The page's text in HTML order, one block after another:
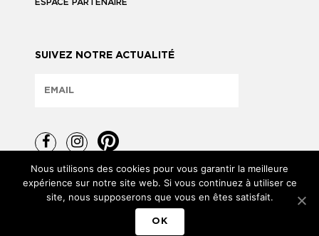
ESPACE PARTENAIRE
SUIVEZ NOTRE ACTUALITÉ
TOUS DROITS RÉSERVÉS © 2026
Nous utilisons des cookies pour vous garantir la meilleure
expérience sur notre site web. Si vous continuez à utiliser ce
site, nous supposerons que vous en êtes satisfait.
OK